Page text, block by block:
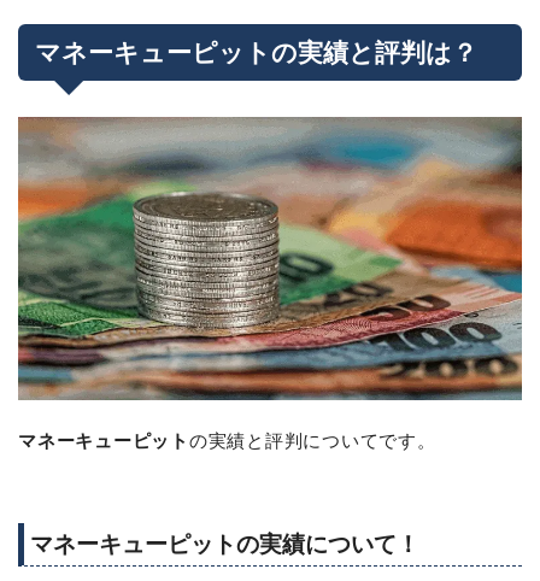
マネーキューピットの実績と評判は？
マネーキューピット の実績と評判についてです。
マネーキューピットの実績について！